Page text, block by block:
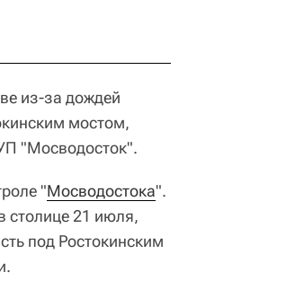
из-за дождей
мостом,
"Мосводосток".
"Мосводостока".
столице 21 июля,
под Ростокинским